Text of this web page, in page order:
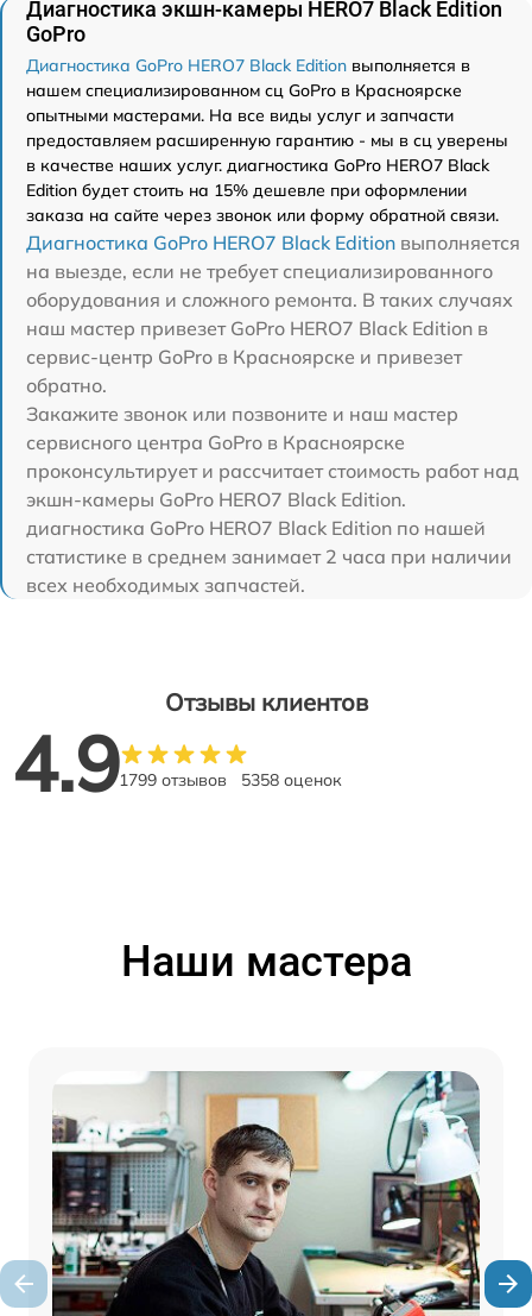
Диагностика экшн-камеры HERO7 Black Edition
GoPro
Диагностика GoPro HERO7 Black Edition выполняется в
нашем специализированном сц GoPro в Красноярске
опытными мастерами. На все виды услуг и запчасти
предоставляем расширенную гарантию - мы в сц уверены
в качестве наших услуг. диагностика GoPro HERO7 Black
Edition будет стоить на 15% дешевле при оформлении
заказа на сайте через звонок или форму обратной связи.
Диагностика GoPro HERO7 Black Edition выполняется
на выезде, если не требует специализированного
оборудования и сложного ремонта. В таких случаях
наш мастер привезет GoPro HERO7 Black Edition в
сервис-центр GoPro в Красноярске и привезет
обратно.
Закажите звонок или позвоните и наш мастер
сервисного центра GoPro в Красноярске
проконсультирует и рассчитает стоимость работ над
экшн-камеры GoPro HERO7 Black Edition.
диагностика GoPro HERO7 Black Edition по нашей
статистике в среднем занимает 2 часа при наличии
всех необходимых запчастей.
Отзывы клиентов
4.91799 отзывов 5358 оценок
Наши мастера